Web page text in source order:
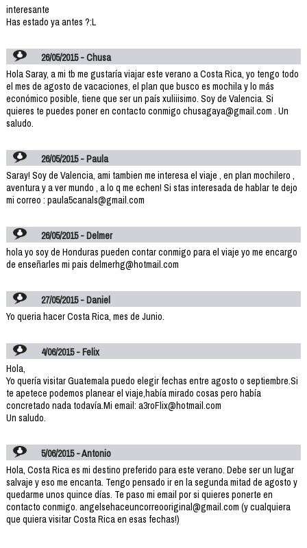
interesante
Has estado ya antes ?:L
26/05/2015 - Chusa
Hola Saray, a mi tb me gustaría viajar este verano a Costa Rica, yo tengo todo
el mes de agosto de vacaciones, el plan que busco es mochila y lo más
económico posible, tiene que ser un país xuliiisimo. Soy de Valencia. Si
quieres te puedes poner en contacto conmigo chusagaya@gmail.com . Un
saludo.
26/05/2015 - Paula
Saray! Soy de Valencia, ami tambien me interesa el viaje , en plan mochilero ,
aventura y a ver mundo , a lo q me echen! Si stas interesada de hablar te dejo
mi correo : paula5canals@gmail.com
26/05/2015 - Delmer
hola yo soy de Honduras pueden contar conmigo para el viaje yo me encargo
de enseñarles mi pais delmerhg@hotmail.com
27/05/2015 - Daniel
Yo queria hacer Costa Rica, mes de Junio.
4/06/2015 - Felix
Hola,
Yo quería visitar Guatemala puedo elegir fechas entre agosto o septiembre.Si
te apetece podemos planear el viaje,había mirado cosas pero había
concretado nada todavía.Mi email: a3roFlix@hotmail.com
Un saludo.
5/06/2015 - Antonio
Hola, Costa Rica es mi destino preferido para este verano. Debe ser un lugar
salvaje y eso me encanta. Tengo pensado ir en la segunda mitad de agosto y
quedarme unos quince días. Te paso mi email por si quieres ponerte en
contacto conmigo. angelsehaceuncorreooriginal@gmail.com (y cualquiera
que quiera visitar Costa Rica en esas fechas!)